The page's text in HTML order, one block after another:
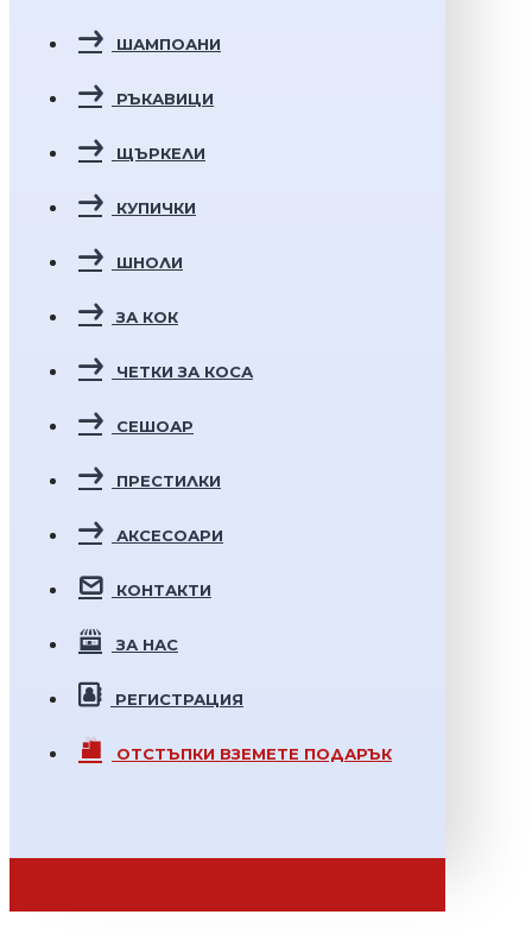
ШАМПОАНИ
РЪКАВИЦИ
ЩЪРКЕЛИ
КУПИЧКИ
ШНОЛИ
ЗА КОК
ЧЕТКИ ЗА КОСА
СЕШОАР
ПРЕСТИЛКИ
АКСЕСОАРИ
КОНТАКТИ
ЗА НАС
РЕГИСТРАЦИЯ
ОТСТЪПКИ ВЗЕМЕТЕ ПОДАРЪК